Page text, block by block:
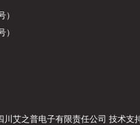
川艾之普电子有限责任公司 技术支